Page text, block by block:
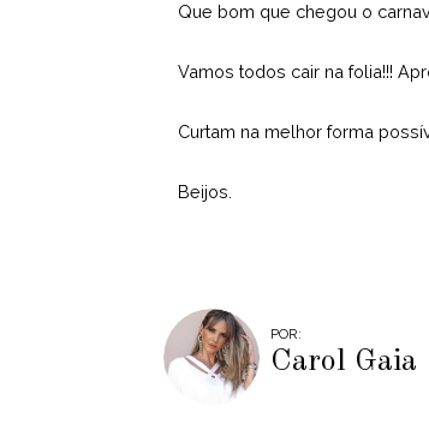
Que bom que chegou o
Vamos todos cair na folia!!!
Curtam na melhor forma
Beijos.
POR:
Carol Gaia